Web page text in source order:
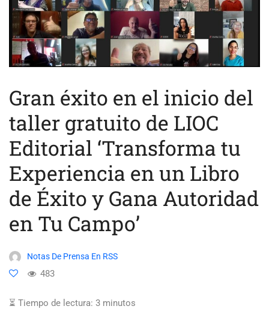
Gran éxito en el inicio del
taller gratuito de LIOC
Editorial ‘Transforma tu
Experiencia en un Libro
de Éxito y Gana Autoridad
en Tu Campo’
Notas De Prensa En RSS
483
⏳ Tiempo de lectura: 3 minutos